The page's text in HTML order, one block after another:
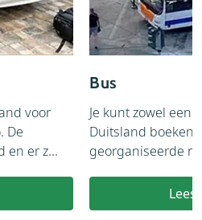
voor
De
en er z...
Bus
Je kunt zowel een
Duitsland boeken
georganiseerde
Lees